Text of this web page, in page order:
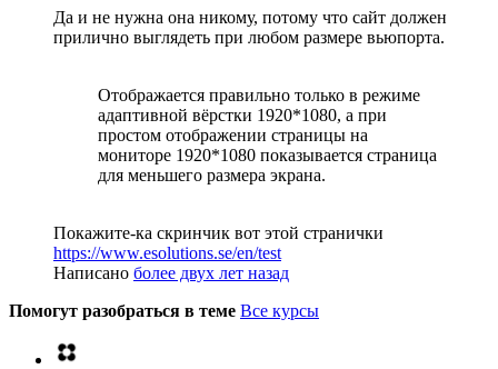
Да и не нужна она никому, потому что сайт должен
прилично выглядеть при любом размере вьюпорта.
Отображается правильно только в режиме
адаптивной вёрстки 1920*1080, а при
простом отображении страницы на
мониторе 1920*1080 показывается страница
для меньшего размера экрана.
Покажите-ка скринчик вот этой странички
https://www.esolutions.se/en/test
Написано более двух лет назад
Помогут разобраться в теме Все курсы